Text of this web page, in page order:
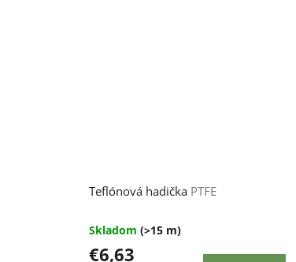
Teflónová hadička PTFE
Skladom (>15 m)
€6,63